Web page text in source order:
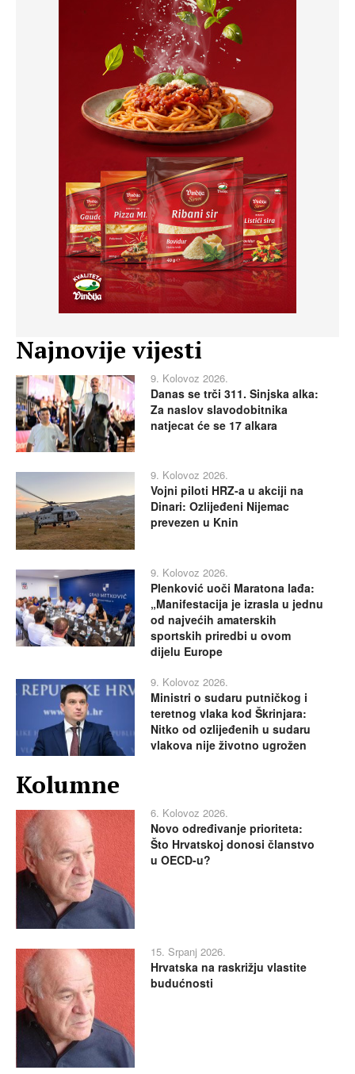
Najnovije vijesti
9. Kolovoz 2026.
Danas se trči 311. Sinjska alka:
Za naslov slavodobitnika
natjecat će se 17 alkara
9. Kolovoz 2026.
Vojni piloti HRZ-a u akciji na
Dinari: Ozlijeđeni Nijemac
prevezen u Knin
9. Kolovoz 2026.
Plenković uoči Maratona lađa:
„Manifestacija je izrasla u jednu
od najvećih amaterskih
sportskih priredbi u ovom
dijelu Europe
9. Kolovoz 2026.
Ministri o sudaru putničkog i
teretnog vlaka kod Škrinjara:
Nitko od ozlijeđenih u sudaru
vlakova nije životno ugrožen
Kolumne
6. Kolovoz 2026.
Novo određivanje prioriteta:
Što Hrvatskoj donosi članstvo
u OECD-u?
15. Srpanj 2026.
Hrvatska na raskrižju vlastite
budućnosti